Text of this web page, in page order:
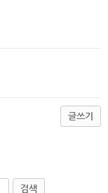
글쓰기
검색